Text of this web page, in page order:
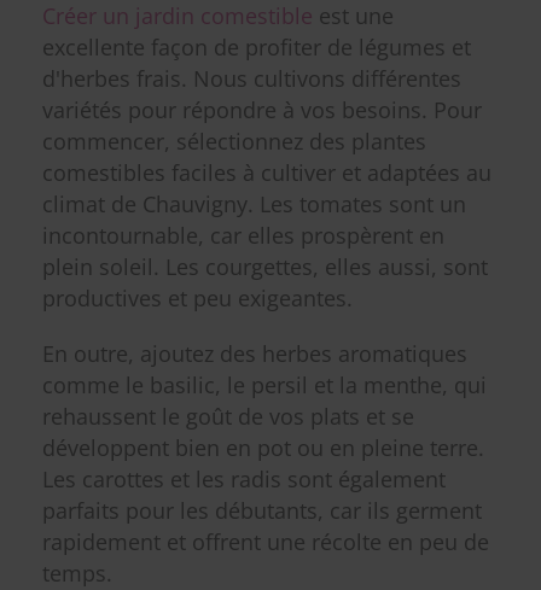
Créer un jardin comestible est une
excellente façon de profiter de légumes et
d'herbes frais. Nous cultivons différentes
variétés pour répondre à vos besoins. Pour
commencer, sélectionnez des plantes
comestibles faciles à cultiver et adaptées au
climat de Chauvigny. Les tomates sont un
incontournable, car elles prospèrent en
plein soleil. Les courgettes, elles aussi, sont
productives et peu exigeantes.
En outre, ajoutez des herbes aromatiques
comme le basilic, le persil et la menthe, qui
rehaussent le goût de vos plats et se
développent bien en pot ou en pleine terre.
Les carottes et les radis sont également
parfaits pour les débutants, car ils germent
rapidement et offrent une récolte en peu de
temps.